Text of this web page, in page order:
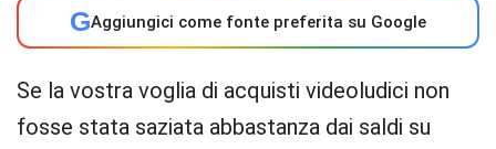
GAggiungici come fonte preferita su Google
Se la vostra voglia di acquisti videoludici non
fosse stata saziata abbastanza dai saldi su